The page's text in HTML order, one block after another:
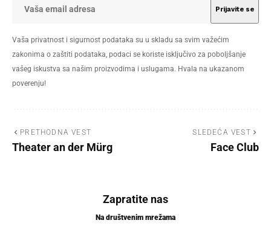
Vaša privatnost i sigurnost podataka su u skladu sa svim važećim
zakonima o zaštiti podataka, podaci se koriste isključivo za poboljšanje
vašeg iskustva sa našim proizvodima i uslugama. Hvala na ukazanom
poverenju!
PRETHODNA VEST
Theater an der Mürg
SLEDEĆA VEST
Face Club
Zapratite nas
Na društvenim mrežama